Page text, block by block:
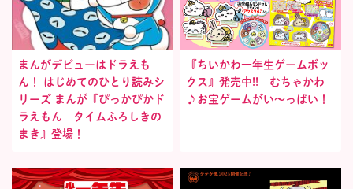
まんがデビューはドラえも
ん！ はじめてのひとり読みシ
リーズ まんが『ぴっかぴかド
ラえもん タイムふろしきの
まき』登場！
『ちいかわ一年生ゲームボッ
クス』発売中!! むちゃかわ
♪お宝ゲームがい〜っぱい！